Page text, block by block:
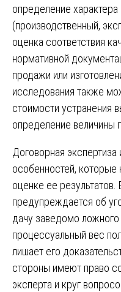
определение
(производственный,
оценка соответствия
нормативной
продажи или
исследования также
стоимости устранения
определение величины
Договорная
особенностей, которые
оценке ее
предупреждается об
дачу заведомо
процессуальный вес
лишает его
стороны имеют право
эксперта и круг